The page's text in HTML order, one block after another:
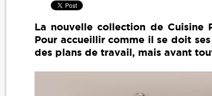
La nouvelle collection de Cuisine
Pour accueillir comme il se doit
des plans de travail, mais avant